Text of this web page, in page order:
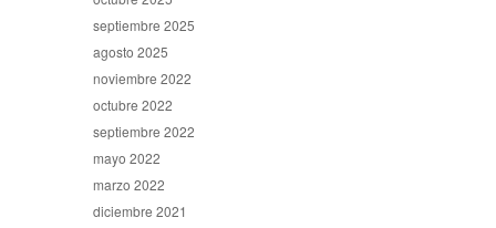
septiembre 2025
agosto 2025
noviembre 2022
octubre 2022
septiembre 2022
mayo 2022
marzo 2022
diciembre 2021